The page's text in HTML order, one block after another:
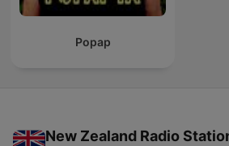
Popap
New Zealand Radio